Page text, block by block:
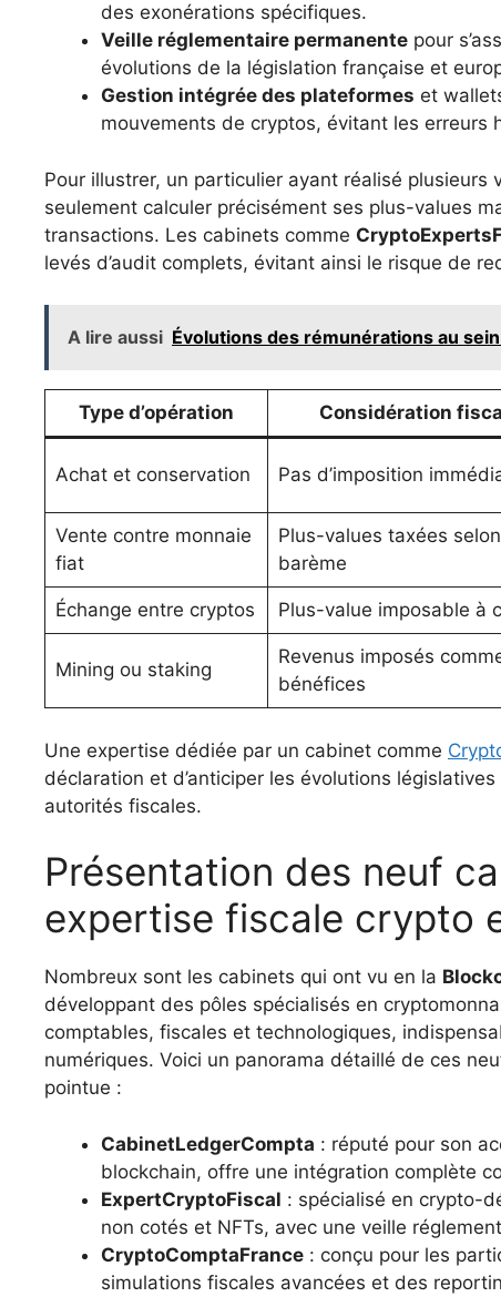
des exonérations spécifiques.
Veille réglementaire permanente pour
évolutions de la législation française et
Gestion intégrée des plateformes et
mouvements de cryptos, évitant les erreurs
Pour illustrer, un particulier ayant réalisé plusieurs
seulement calculer précisément ses plus-values
transactions. Les cabinets comme
levés d’audit complets, évitant ainsi le risque de
A lire aussi Évolutions des rémunérations au
Type d’opération Considération
Achat et conservation Pas d’imposition
Vente contre monnaie
fiat
Plus-values taxées selon
barème
Échange entre cryptos Plus-value imposable à
Mining ou staking
Revenus imposés
bénéfices
Une expertise dédiée par un cabinet comme
déclaration et d’anticiper les évolutions
autorités fiscales.
Présentation des neuf
expertise fiscale crypto
Nombreux sont les cabinets qui ont vu en la
développant des pôles spécialisés en
comptables, fiscales et technologiques,
numériques. Voici un panorama détaillé de ces
pointue :
CabinetLedgerCompta : réputé pour son
blockchain, offre une intégration complète
ExpertCryptoFiscal : spécialisé en crypto-
non cotés et NFTs, avec une veille
CryptoComptaFrance : conçu pour les
simulations fiscales avancées et des